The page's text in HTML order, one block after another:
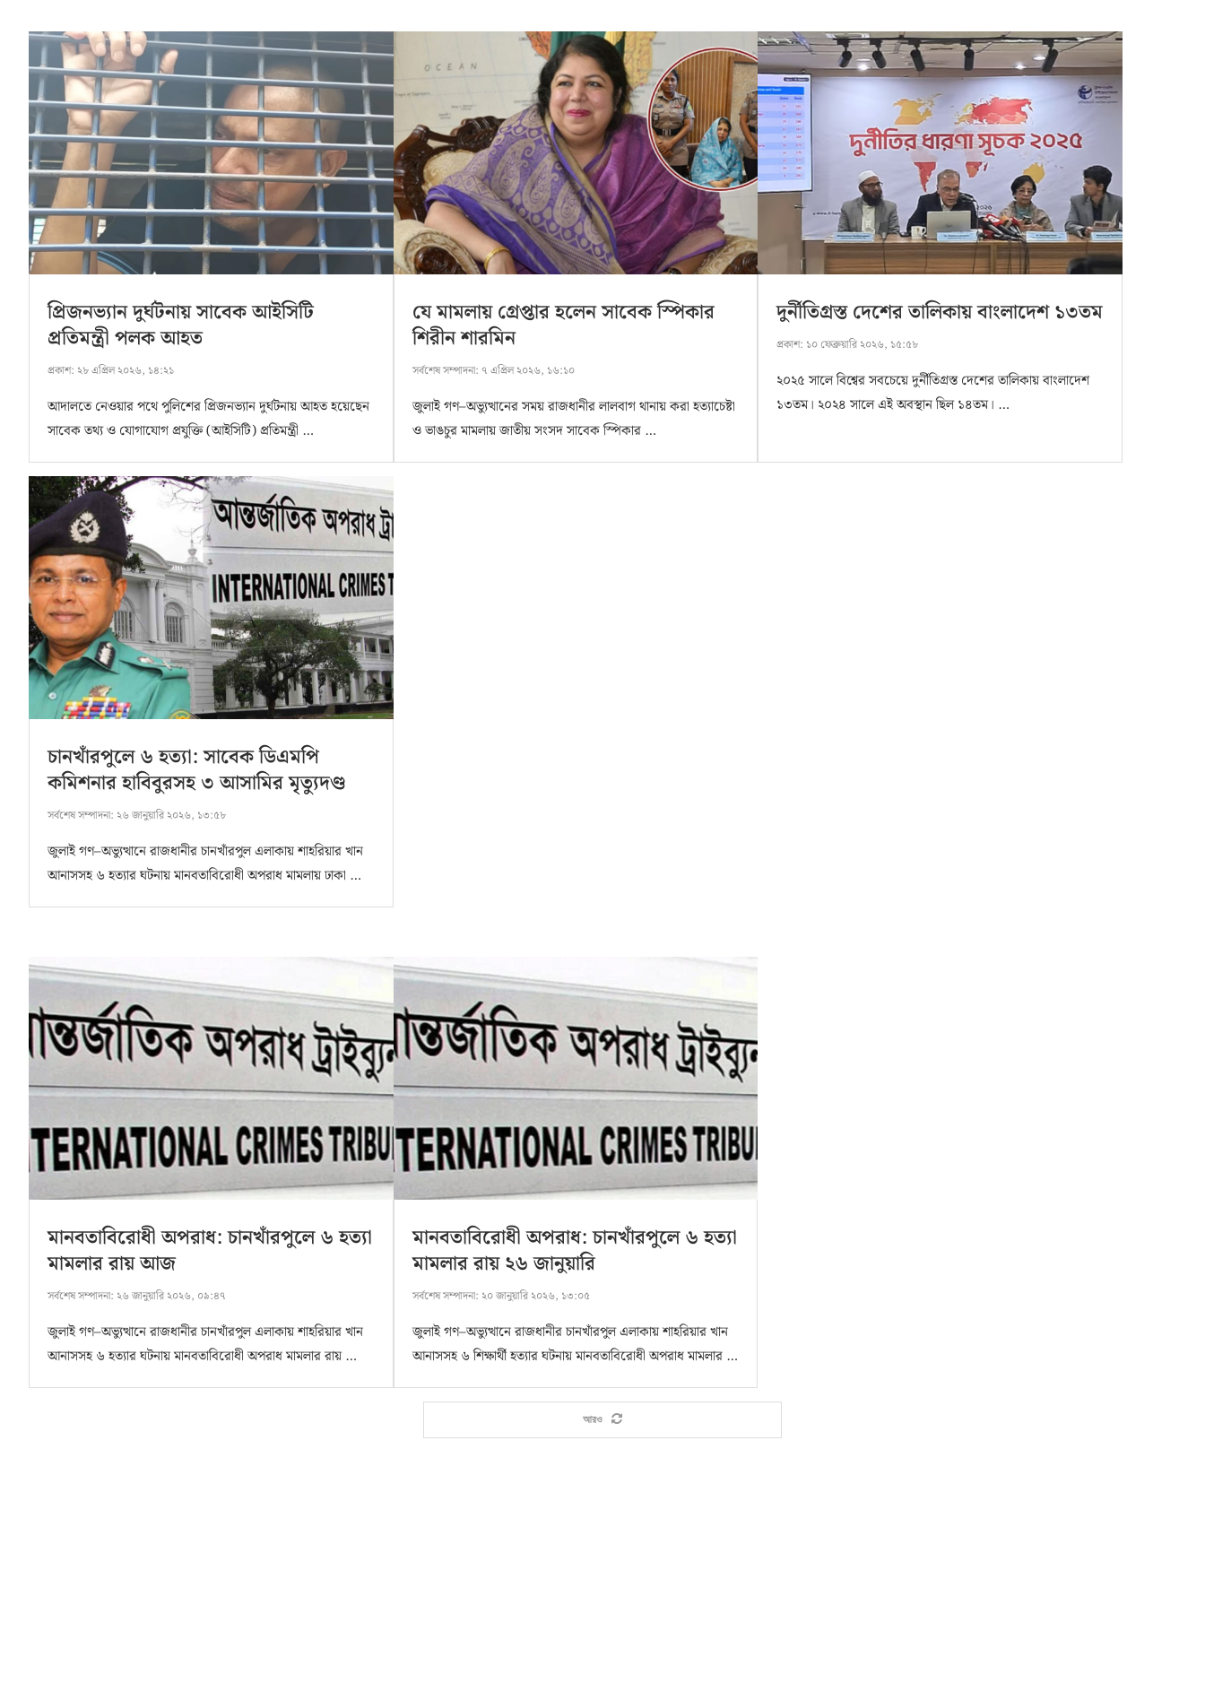
প্রিজনভ্যান দুর্ঘটনায় সাবেক আইসিটি
প্রতিমন্ত্রী পলক আহত
প্রকাশ: ২৮ এপ্রিল ২০২৬, ১৪:২১
আদালতে নেওয়ার পথে পুলিশের প্রিজনভ্যান দুর্ঘটনায় আহত হয়েছেন
সাবেক তথ্য ও যোগাযোগ প্রযুক্তি (আইসিটি) প্রতিমন্ত্রী …
যে মামলায় গ্রেপ্তার হলেন সাবেক স্পিকার
শিরীন শারমিন
সর্বশেষ সম্পাদনা: ৭ এপ্রিল ২০২৬, ১৬:১০
জুলাই গণ–অভ্যুত্থানের সময় রাজধানীর লালবাগ থানায় করা হত্যাচেষ্টা
ও ভাঙচুর মামলায় জাতীয় সংসদ সাবেক স্পিকার …
দুর্নীতিগ্রস্ত দেশের তালিকায় বাংলাদেশ ১৩তম
প্রকাশ: ১০ ফেব্রুয়ারি ২০২৬, ১৫:৫৮
২০২৫ সালে বিশ্বের সবচেয়ে দুর্নীতিগ্রস্ত দেশের তালিকায় বাংলাদেশ
১৩তম। ২০২৪ সালে এই অবস্থান ছিল ১৪তম। …
চানখাঁরপুলে ৬ হত্যা: সাবেক ডিএমপি
কমিশনার হাবিবুরসহ ৩ আসামির মৃত্যুদণ্ড
সর্বশেষ সম্পাদনা: ২৬ জানুয়ারি ২০২৬, ১৩:৫৮
জুলাই গণ–অভ্যুত্থানে রাজধানীর চানখাঁরপুল এলাকায় শাহরিয়ার খান
আনাসসহ ৬ হত্যার ঘটনায় মানবতাবিরোধী অপরাধ মামলায় ঢাকা …
মানবতাবিরোধী অপরাধ: চানখাঁরপুলে ৬ হত্যা
মামলার রায় আজ
সর্বশেষ সম্পাদনা: ২৬ জানুয়ারি ২০২৬, ০৯:৪৭
জুলাই গণ–অভ্যুত্থানে রাজধানীর চানখাঁরপুল এলাকায় শাহরিয়ার খান
আনাসসহ ৬ হত্যার ঘটনায় মানবতাবিরোধী অপরাধ মামলার রায় …
মানবতাবিরোধী অপরাধ: চানখাঁরপুলে ৬ হত্যা
মামলার রায় ২৬ জানুয়ারি
সর্বশেষ সম্পাদনা: ২০ জানুয়ারি ২০২৬, ১৩:০৫
জুলাই গণ–অভ্যুত্থানে রাজধানীর চানখাঁরপুল এলাকায় শাহরিয়ার খান
আনাসসহ ৬ শিক্ষার্থী হত্যার ঘটনায় মানবতাবিরোধী অপরাধ মামলার …
আরও